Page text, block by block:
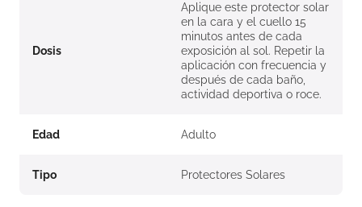
Dosis
Aplique este protector solar
en la cara y el cuello 15
minutos antes de cada
exposición al sol. Repetir la
aplicación con frecuencia y
después de cada baño,
actividad deportiva o roce.
Edad Adulto
Tipo Protectores Solares